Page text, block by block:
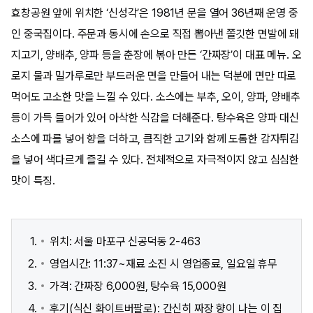
효창공원 앞에 위치한 ‘신성각’은 1981년 문을 열어 36년째 운영 중
인 중국집이다. 주문과 동시에 손으로 직접 뽑아낸 쫄깃한 면발에 돼
지고기, 양배추, 양파 등을 춘장에 볶아 만든 ‘간짜장’이 대표 메뉴. 오
로지 물과 밀가루로만 부드러운 면을 만들어 내는 덕분에 면만 따로
먹어도 고소한 맛을 느낄 수 있다. 소스에는 부추, 오이, 양파, 양배추
등이 가득 들어가 있어 아삭한 식감을 더해준다. 탕수육은 양파 대신
소스에 파를 넣어 향을 더하고, 큼직한 고기와 함께 도톰한 감자튀김
을 넣어 색다르게 즐길 수 있다. 전체적으로 자극적이지 않고 심심한
맛이 특징.
위치: 서울 마포구 신공덕동 2-463
영업시간: 11:37~재료 소진 시 영업종료, 일요일 휴무
가격: 간짜장 6,000원, 탕수육 15,000원
후기(식신 화이트버팔로): 간신히 짜장 향이 나는 이 집